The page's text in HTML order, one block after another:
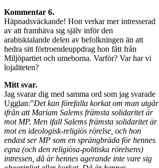
Kommentar 6.
Häpnadsväckande! Hon verkar mer intresserad
av att framhäva sig själv inför den
arabisktalande delen av befolkningen än att
hedra sitt förtroendeuppdrag hon fått från
Miljöpartiet och umeborna. Varför? Var har vi
lojaliteten?
Mitt svar.
Jag svarar dig med samma ord som jag svarade
Ugglan:”Det kan förefalla korkat om man utgår
ifrån att Mariam Salems främsta solidaritet är
mot MP. Men ifall Salems främsta solidaritet är
mot en ideologisk-religiös rörelse, och hon
endast ser MP som en sprängbräda för hennes
egna (och den religiösa-politiska rörelsens)
intressen, då är hennes agerande inte vare sig